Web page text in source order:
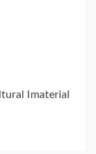
Imaterial